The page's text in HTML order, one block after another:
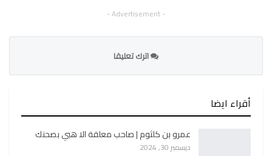
- Advertisement -
اترك تعليقا
أقراء ايضا
عمرو بن كلثوم | صاحب معلقة الا هبي بصحنك
ديسمبر 30, 2024